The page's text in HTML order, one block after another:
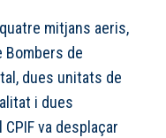
mitjans aeris,
de
dues unitats de
i dues
va desplaçar